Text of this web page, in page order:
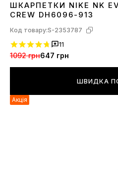
30-34 38-42
ШКАРПЕТКИ NIKE NK
CREW DH6096-913
Код товару:S-2353787
11
1092 грн647 грн
ШВИДКА
Акція